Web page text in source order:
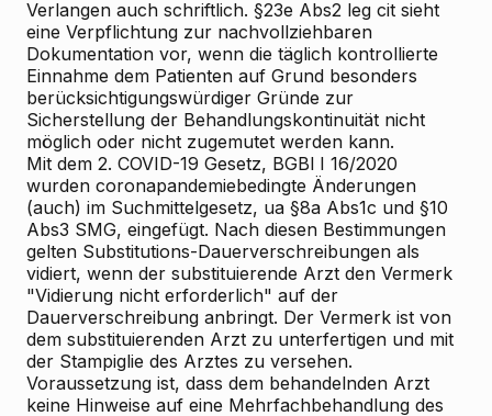
Verlangen auch schriftlich. §23e Abs2 leg cit sieht
eine Verpflichtung zur nachvollziehbaren
Dokumentation vor, wenn die täglich kontrollierte
Einnahme dem Patienten auf Grund besonders
berücksichtigungswürdiger Gründe zur
Sicherstellung der Behandlungskontinuität nicht
möglich oder nicht zugemutet werden kann.
Mit dem 2. COVID-19 Gesetz, BGBl I 16/2020
wurden coronapandemiebedingte Änderungen
(auch) im Suchmittelgesetz, ua §8a Abs1c und §10
Abs3 SMG, eingefügt. Nach diesen Bestimmungen
gelten Substitutions-Dauerverschreibungen als
vidiert, wenn der substituierende Arzt den Vermerk
"Vidierung nicht erforderlich" auf der
Dauerverschreibung anbringt. Der Vermerk ist von
dem substituierenden Arzt zu unterfertigen und mit
der Stampiglie des Arztes zu versehen.
Voraussetzung ist, dass dem behandelnden Arzt
keine Hinweise auf eine Mehrfachbehandlung des